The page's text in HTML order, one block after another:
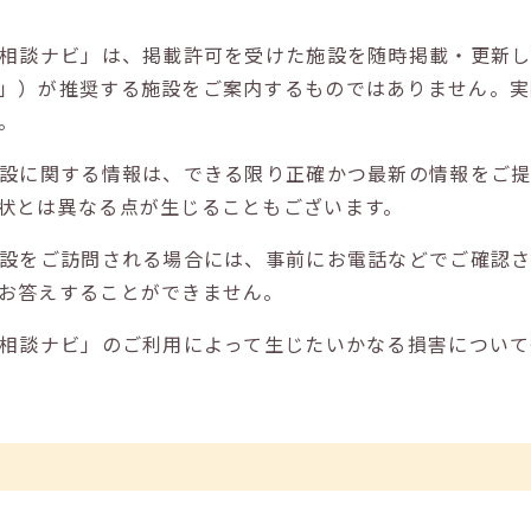
談ナビ」は、掲載許可を受けた施設を随時掲載・更
」）が推奨する施設をご案内するものではありません
に関する情報は、できる限り正確かつ最新の情報を
とは異なる点が生じることもございます。
をご訪問される場合には、事前にお電話などでご確
答えすることができません。
談ナビ」のご利用によって生じたいかなる損害につい